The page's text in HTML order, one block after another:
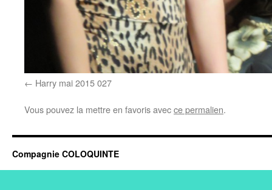
Harry mai 2015 027
Vous pouvez la mettre en favoris avecce permalien.
Compagnie COLOQUINTE